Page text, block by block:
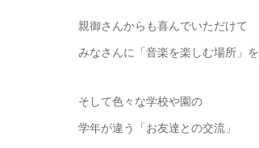
親御さんからも喜んでいただけて
みなさんに「音楽を楽しむ場所」を
そして色々な学校や園の
学年が違う「お友達との交流」